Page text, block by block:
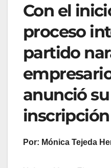
Con el
proceso
partido
anunció
inscripción
Por: Mónica Tejeda